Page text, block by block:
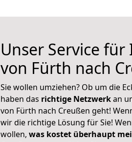
Unser Service
von Fürth nach
Sie wollen umziehen? Ob um die
haben das richtige Netzwerkan
von Fürth nach Creußen geht!
wir die richtige Lösung für Sie!
wollen, was kostet überhaupt